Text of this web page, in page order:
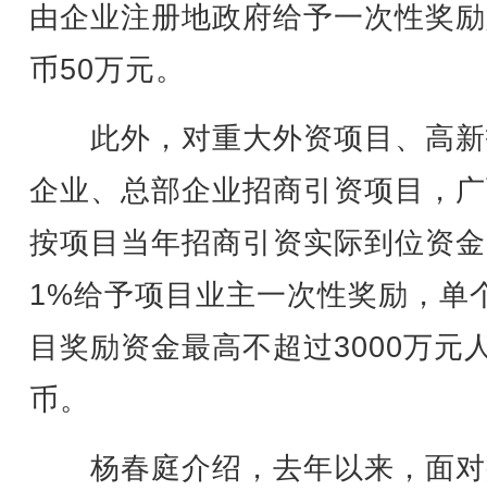
由企业注册地政府给予一次性奖
币50万元。
此外，对重大外资项目、高
企业、总部企业招商引资项目，
按项目当年招商引资实际到位资
1%给予项目业主一次性奖励，单
目奖励资金最高不超过3000万元
币。
杨春庭介绍，去年以来，面